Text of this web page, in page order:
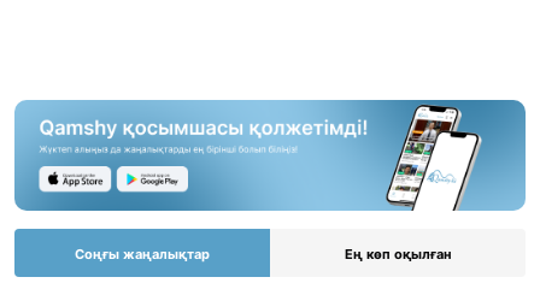
Соңғы жаңалықтар Ең көп оқылған